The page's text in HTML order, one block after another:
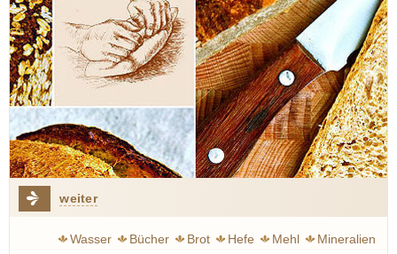
weiter
Wasser Bücher Brot Hefe Mehl
Mineralien